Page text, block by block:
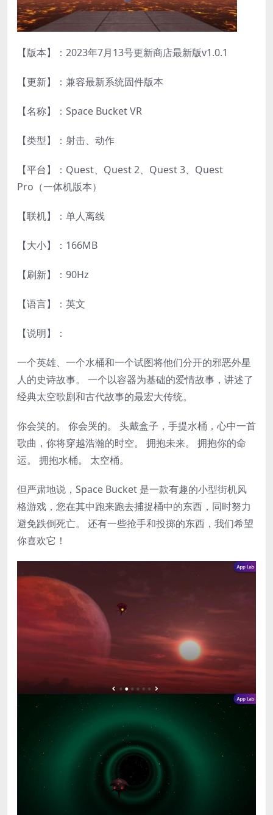
【版本】：2023年7月13号更新商店最新版v1.0.1
【更新】：兼容最新系统固件版本
【名称】：Space Bucket VR
【类型】：射击、动作
【平台】：Quest、Quest 2、Quest 3、Quest
Pro（一体机版本）
【联机】：单人离线
【大小】：166MB
【刷新】：90Hz
【语言】：英文
【说明】：
一个英雄、一个水桶和一个试图将他们分开的邪恶外星
人的史诗故事。 一个以容器为基础的爱情故事，讲述了
经典太空歌剧和古代故事的最宏大传统。
你会笑的。 你会哭的。 头戴盒子，手提水桶，心中一首
歌曲，你将穿越浩瀚的时空。 拥抱未来。 拥抱你的命
运。 拥抱水桶。 太空桶。
但严肃地说，Space Bucket 是一款有趣的小型街机风
格游戏，您在其中跑来跑去捕捉桶中的东西，同时努力
避免跌倒死亡。 还有一些抢手和投掷的东西，我们希望
你喜欢它！